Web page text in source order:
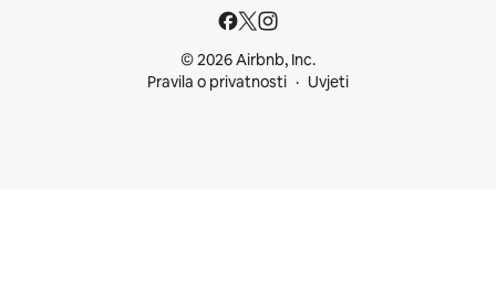
© 2026 Airbnb, Inc.
Pravila o privatnosti
Uvjeti